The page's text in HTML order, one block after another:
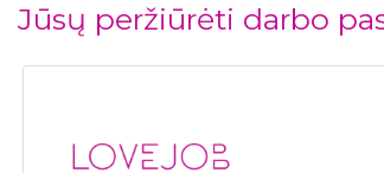
Jūsų peržiūrėti darbo